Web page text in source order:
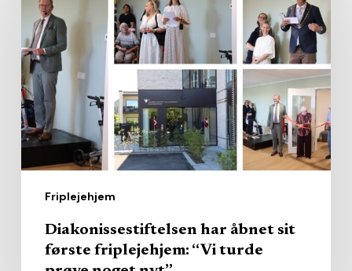
Friplejehjem
åbnet
sit
første
friplejehjem:
“Vi
turde
Diakonissestiftelsen har åbnet sit
første friplejehjem: “Vi turde